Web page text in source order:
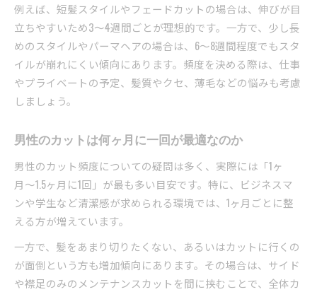
例えば、短髪スタイルやフェードカットの場合は、伸びが目
立ちやすいため3〜4週間ごとが理想的です。一方で、少し長
めのスタイルやパーマヘアの場合は、6〜8週間程度でもスタ
イルが崩れにくい傾向にあります。頻度を決める際は、仕事
やプライベートの予定、髪質やクセ、薄毛などの悩みも考慮
しましょう。
男性のカットは何ヶ月に一回が最適なのか
男性のカット頻度についての疑問は多く、実際には「1ヶ
月〜1.5ヶ月に1回」が最も多い目安です。特に、ビジネスマ
ンや学生など清潔感が求められる環境では、1ヶ月ごとに整
える方が増えています。
一方で、髪をあまり切りたくない、あるいはカットに行くの
が面倒という方も増加傾向にあります。その場合は、サイド
や襟足のみのメンテナンスカットを間に挟むことで、全体カ